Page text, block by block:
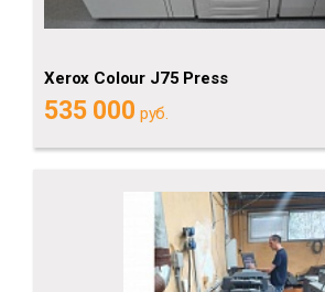
Xerox Сolour J75 Press
535 000 руб.